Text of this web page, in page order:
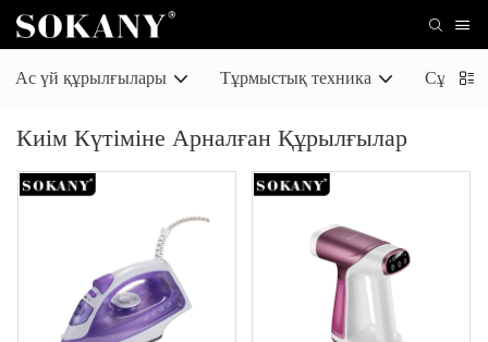
Ас үй құрылғылары Тұрмыстық техника
Киім Күтіміне Арналған Құрылғылар